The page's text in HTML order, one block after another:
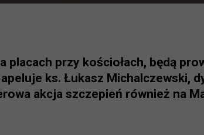
przy kościołach, będą
ks. Łukasz Michalczewski,
akcja szczepień również na